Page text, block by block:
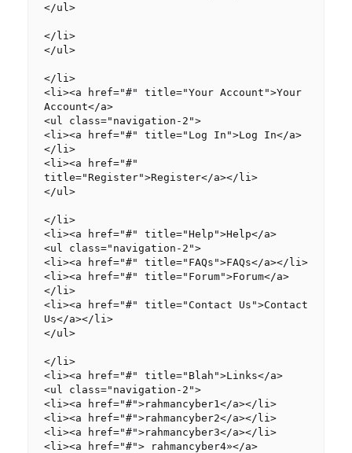
</ul>
</li>
</ul>
</li>
<li><a href="#" title="Your Account">Your
Account</a>
<ul class="navigation-2">
<li><a href="#" title="Log In">Log In</a>
</li>
<li><a href="#"
title="Register">Register</a></li>
</ul>
</li>
<li><a href="#" title="Help">Help</a>
<ul class="navigation-2">
<li><a href="#" title="FAQs">FAQs</a></li>
<li><a href="#" title="Forum">Forum</a>
</li>
<li><a href="#" title="Contact Us">Contact
Us</a></li>
</ul>
</li>
<li><a href="#" title="Blah">Links</a>
<ul class="navigation-2">
<li><a href="#">rahmancyber1</a></li>
<li><a href="#">rahmancyber2</a></li>
<li><a href="#">rahmancyber3</a></li>
<li><a href="#"> rahmancyber4»</a>